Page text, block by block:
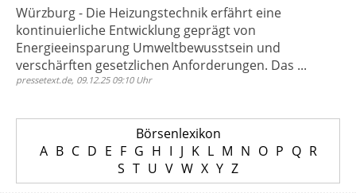
Würzburg - Die Heizungstechnik erfährt eine
kontinuierliche Entwicklung geprägt von
Energieeinsparung Umweltbewusstsein und
verschärften gesetzlichen Anforderungen. Das ...
pressetext.de, 09.12.25 09:10 Uhr
Börsenlexikon
A B C D E F G H I J K L M N O P Q R
S T U V W X Y Z